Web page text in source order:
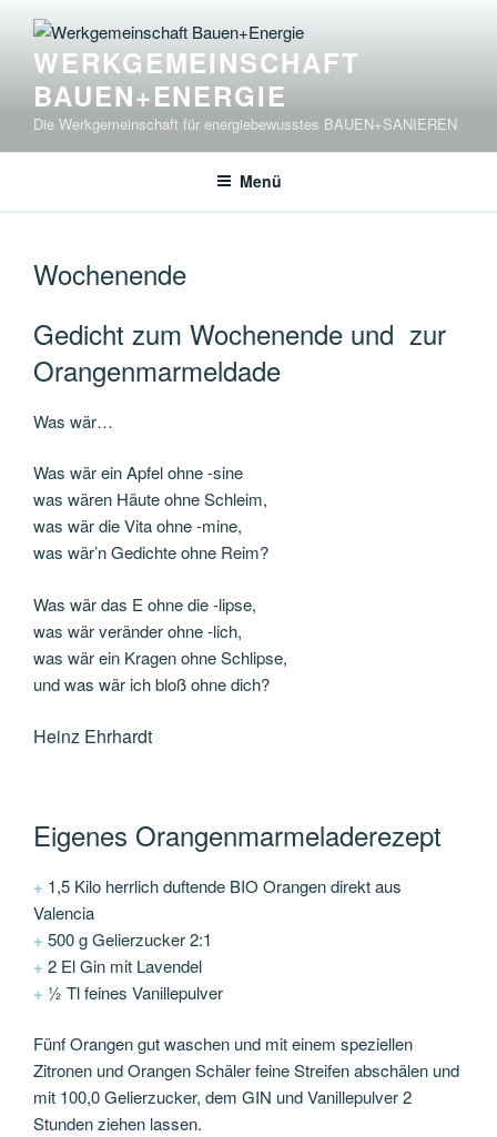
Inhalt
springenWERKGEMEINSCHAFT
BAUEN+ENERGIE
Die Werkgemeinschaft für energiebewusstes BAUEN+SANIEREN
Menü
Wochenende
Gedicht zum Wochenende und zur
Orangenmarmeldade
Was wär…
Was wär ein Apfel ohne -sine
was wären Häute ohne Schleim,
was wär die Vita ohne -mine,
was wär’n Gedichte ohne Reim?
Was wär das E ohne die -lipse,
was wär veränder ohne -lich,
was wär ein Kragen ohne Schlipse,
und was wär ich bloß ohne dich?
Heinz Ehrhardt
Eigenes Orangenmarmeladerezept
+ 1,5 Kilo herrlich duftende BIO Orangen direkt aus
Valencia
+ 500 g Gelierzucker 2:1
+ 2 El Gin mit Lavendel
+ ½ Tl feines Vanillepulver
Fünf Orangen gut waschen und mit einem speziellen
Zitronen und Orangen Schäler feine Streifen abschälen und
mit 100,0 Gelierzucker, dem GIN und Vanillepulver 2
Stunden ziehen lassen.